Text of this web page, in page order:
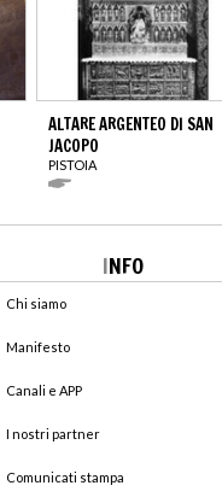
ALTARE ARGENTEO DI SAN
JACOPO
PISTOIA
INFO
Chi siamo
Manifesto
Canali e APP
I nostri partner
Comunicati stampa